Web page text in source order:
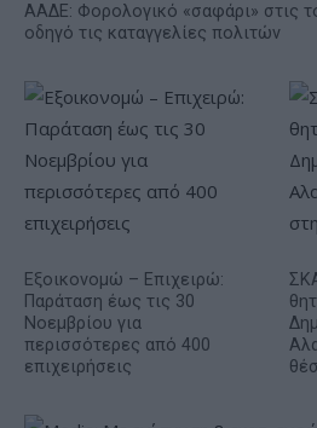
ΑΑΔΕ: Φορολογικό «σαφάρι» στις
οδηγό τις καταγγελίες πολιτών
Εξοικονομώ – Επιχειρώ:
Παράταση έως τις 30
Νοεμβρίου για
περισσότερες από 400
επιχειρήσεις